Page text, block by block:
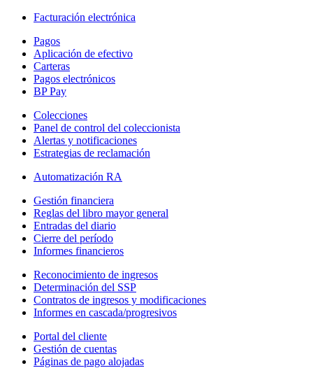
Facturación electrónica
Pagos
Aplicación de efectivo
Carteras
Pagos electrónicos
BP Pay
Colecciones
Panel de control del coleccionista
Alertas y notificaciones
Estrategias de reclamación
Automatización RA
Gestión financiera
Reglas del libro mayor general
Entradas del diario
Cierre del período
Informes financieros
Reconocimiento de ingresos
Determinación del SSP
Contratos de ingresos y modificaciones
Informes en cascada/progresivos
Portal del cliente
Gestión de cuentas
Páginas de pago alojadas